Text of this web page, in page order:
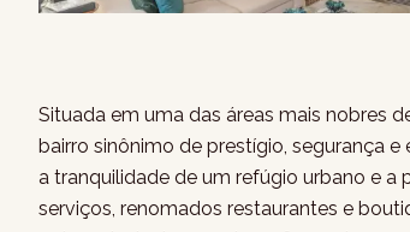
Situada em uma das áreas mais nobres
bairro sinônimo de prestígio, segurança
a tranquilidade de um refúgio urbano e
serviços, renomados restaurantes e